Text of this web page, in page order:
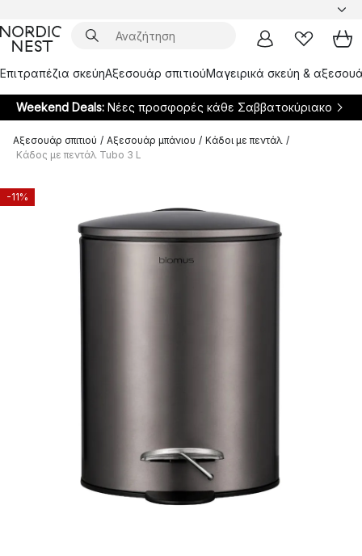
Επιτραπέζια σκεύηΑξεσουάρ σπιτιούΜαγειρικά σκεύη &
Weekend Deals: Νέες προσφορές κάθε Σαββατοκύριακο
Αξεσουάρ σπιτιού / Αξεσουάρ μπάνιου / Κάδοι με πεντάλ /
Κάδος με πεντάλ Tubo 3 L
-11%